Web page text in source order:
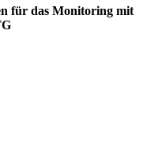
für das Monitoring mit